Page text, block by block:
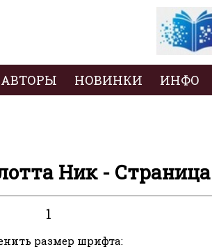
АВТОРЫ НОВИНКИ ИНФО
Ник - Страница
1
размер шрифта: